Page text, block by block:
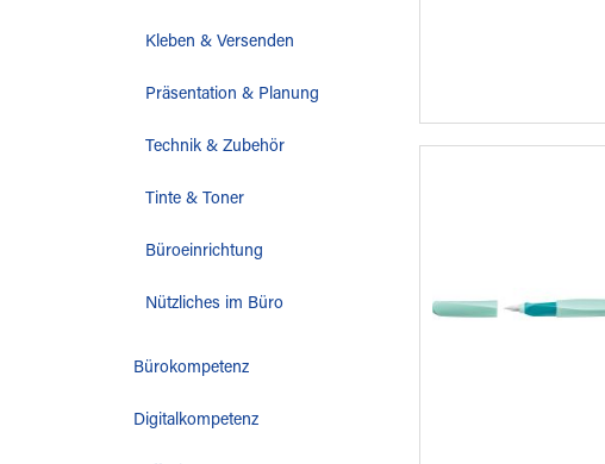
Kleben & Versenden
Präsentation & Planung
Technik & Zubehör
Tinte & Toner
Büroeinrichtung
Nützliches im Büro
Bürokompetenz
Digitalkompetenz